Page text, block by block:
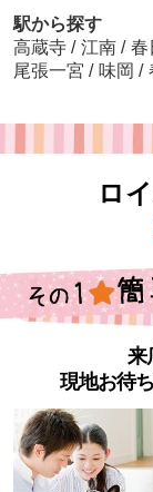
駅から探す
高蔵寺 / 江南 / 春
尾張一宮 / 味岡 /
ロ
来
現地お待